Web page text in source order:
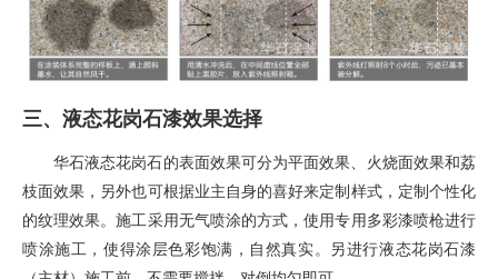
三、液态花岗石漆效果选择
华石液态花岗石的表面效果可分为平面效果、火烧面效果和荔
枝面效果，另外也可根据业主自身的喜好来定制样式，定制个性化
的纹理效果。施工采用无气喷涂的方式，使用专用多彩漆喷枪进行
喷涂施工，使得涂层色彩饱满，自然真实。另进行液态花岗石漆